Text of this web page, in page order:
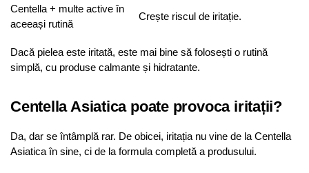
Centella + multe active în
aceeași rutină
Crește riscul de iritație.
Dacă pielea este iritată, este mai bine să folosești o rutină
simplă, cu produse calmante și hidratante.
Centella Asiatica poate provoca iritații?
Da, dar se întâmplă rar. De obicei, iritația nu vine de la Centella
Asiatica în sine, ci de la formula completă a produsului.